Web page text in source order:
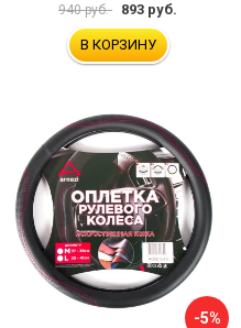
940 руб. 893 руб.
В КОРЗИНУ
-5%